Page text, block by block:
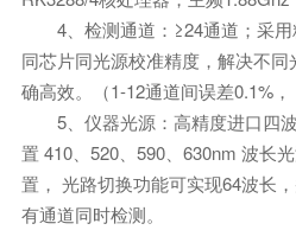
4、检测通道：≥24通道；采用
同芯片同光源校准精度，解决不
确高效。（1-12通道间误差0.1%，
5、仪器光源：高精度进口四
置 410、520、590、630nm 波长
置， 光路切换功能可实现64波长
有通道同时检测。